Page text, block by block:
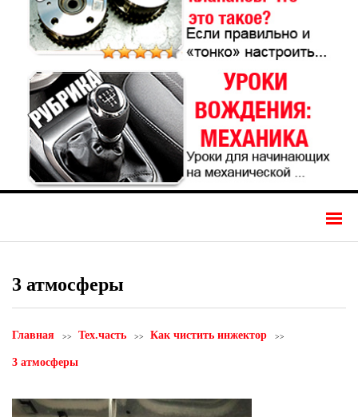
3 атмосферы
Главная Тех.часть Как чистить инжектор
3 атмосферы